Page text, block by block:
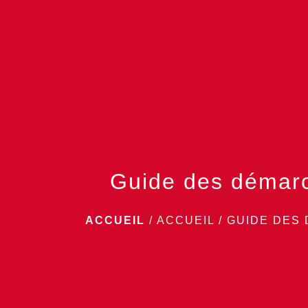
Guide des
ACCUEIL / ACCUEIL / GUIDE DES